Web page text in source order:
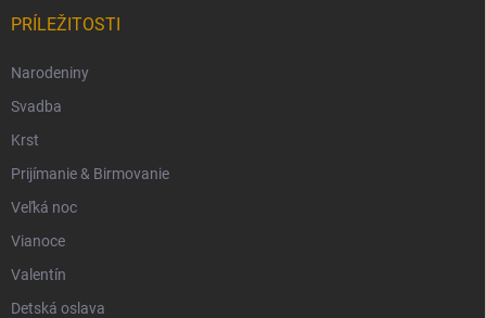
PRÍLEŽITOSTI
Narodeniny
Svadba
Krst
Prijímanie & Birmovanie
Veľká noc
Vianoce
Valentín
Detská oslava